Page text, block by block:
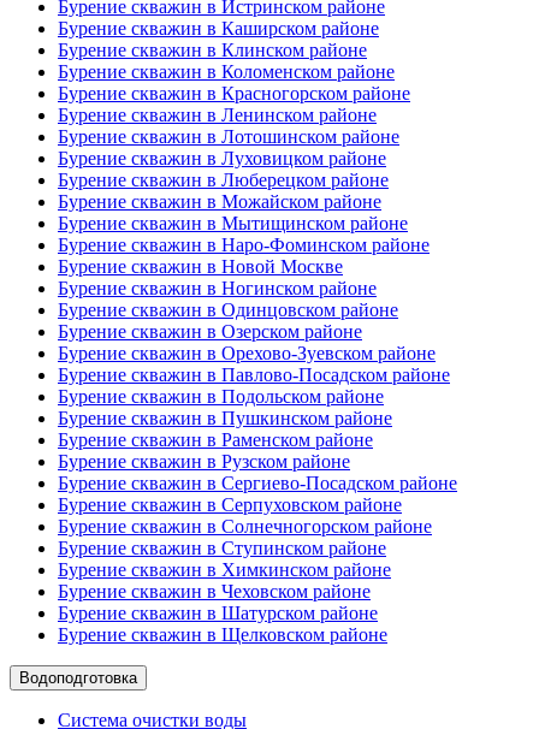
Бурение скважин в Истринском районе
Бурение скважин в Каширском районе
Бурение скважин в Клинском районе
Бурение скважин в Коломенском районе
Бурение скважин в Красногорском районе
Бурение скважин в Ленинском районе
Бурение скважин в Лотошинском районе
Бурение скважин в Луховицком районе
Бурение скважин в Люберецком районе
Бурение скважин в Можайском районе
Бурение скважин в Мытищинском районе
Бурение скважин в Наро-Фоминском районе
Бурение скважин в Новой Москве
Бурение скважин в Ногинском районе
Бурение скважин в Одинцовском районе
Бурение скважин в Озерском районе
Бурение скважин в Орехово-Зуевском районе
Бурение скважин в Павлово-Посадском районе
Бурение скважин в Подольском районе
Бурение скважин в Пушкинском районе
Бурение скважин в Раменском районе
Бурение скважин в Рузском районе
Бурение скважин в Сергиево-Посадском районе
Бурение скважин в Серпуховском районе
Бурение скважин в Солнечногорском районе
Бурение скважин в Ступинском районе
Бурение скважин в Химкинском районе
Бурение скважин в Чеховском районе
Бурение скважин в Шатурском районе
Бурение скважин в Щелковском районе
Водоподготовка
Система очистки воды